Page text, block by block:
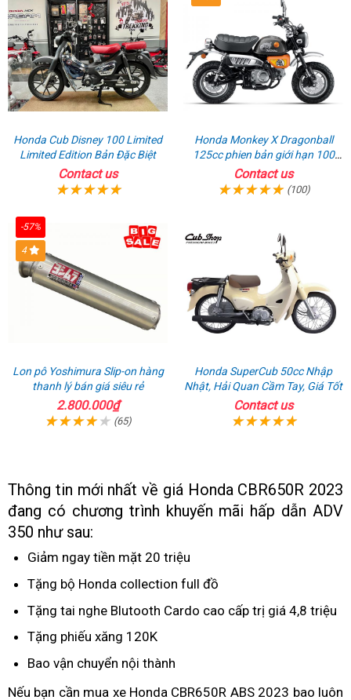
Honda Cub Disney 100 Limited
Limited Edition Bản Đặc Biệt
Contact us
Honda Monkey X Dragonball
125cc phien bản giới hạn 100
chiếc từ 2 ký ức huyền thoại
Contact us
(100)
-57%
4
Lon pô Yoshimura Slip-on hàng
thanh lý bán giá siêu rẻ
2.800.000₫
(65)
Honda SuperCub 50cc Nhập
Nhật, Hải Quan Cầm Tay, Giá Tốt
Contact us
Thông tin mới nhất về giá Honda CBR650R 2023
đang có chương trình khuyến mãi hấp dẫn ADV
350 như sau:
Giảm ngay tiền mặt 20 triệu
đại
Tặng bộ Honda collection full đồ
Tặng tai nghe Blutooth Cardo cao cấp trị giá 4,8 triệu
Tặng phiếu xăng 120K
trang
Bao vận chuyển nội thành
Nếu bạn cần mua xe Honda CBR650R ABS 2023 lừa
bao luôn